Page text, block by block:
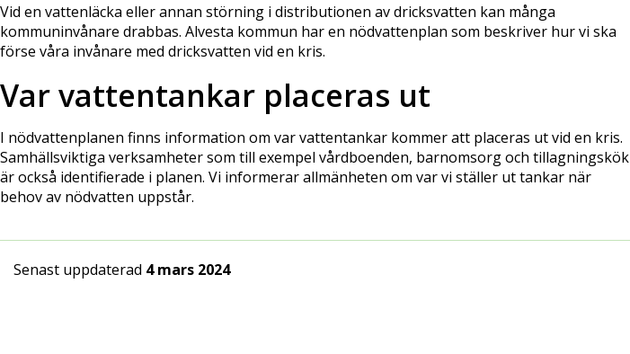
Vid en vattenläcka eller annan störning i distributionen av dricksvatten kan många
kommuninvånare drabbas. Alvesta kommun har en nödvattenplan som beskriver hur vi ska
förse våra invånare med dricksvatten vid en kris.
Var vattentankar placeras ut
I nödvattenplanen finns information om var vattentankar kommer att placeras ut vid en kris.
Samhällsviktiga verksamheter som till exempel vårdboenden, barnomsorg och tillagningskök
är också identifierade i planen. Vi informerar allmänheten om var vi ställer ut tankar när
behov av nödvatten uppstår.
Senast uppdaterad 4 mars 2024